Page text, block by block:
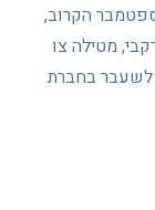
הקרוב,
מטילה צו
של 3 דירקטורים לשעבר בחברת